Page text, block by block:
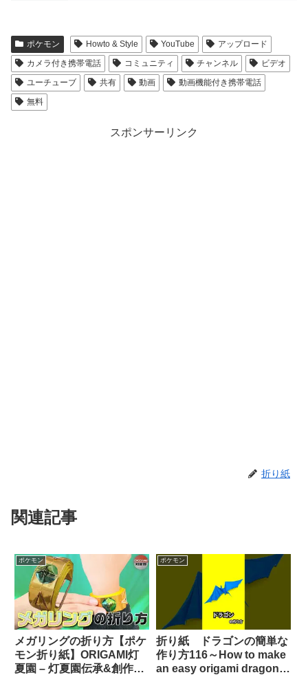
ポケモン Howto & Style YouTube
アップロード
カメラ付き携帯電話
コミュニティ チャンネル
ビデオ
ユーチューブ
共有 動画
動画機能付き携帯電話
無料
スポンサーリンク
折り紙
関連記事
ポケモン
メガリングの折り方【ポケ
モン折り紙】ORIGAMI灯
夏園 – 灯夏園伝承&創作折
ポケモン
折り紙 ドラゴンの簡単な
作り方116～How to make
an easy origami dragon～